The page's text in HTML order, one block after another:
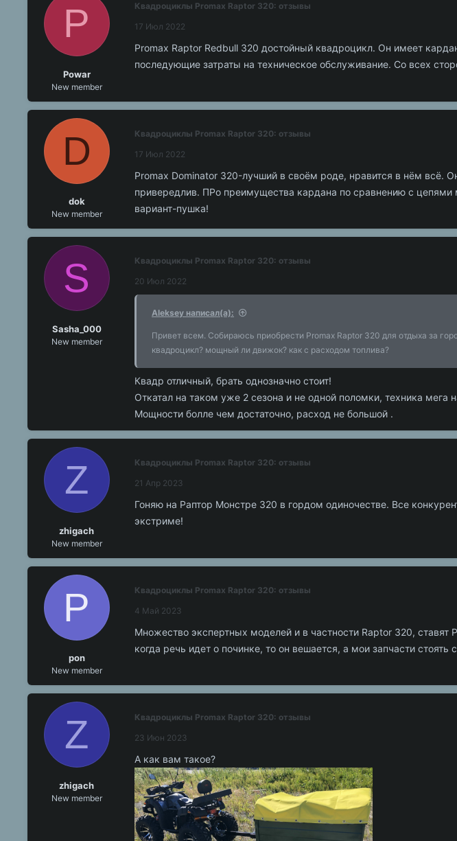
P
Powar
New member
Квадроциклы Promax Raptor 320: отзывы
17 Июл 2022
Promax Raptor Redbull 320 достойный квадроцикл. Он имеет
последующие затраты на техническое обслуживание. Со всех
D
dok
New member
Квадроциклы Promax Raptor 320: отзывы
17 Июл 2022
Promax Dominator 320-лучший в своём роде, нравится в нём всё.
привередлив. ПРо преимущества кардана по сравнению с
вариант-пушка!
S
Sasha_000
New member
Квадроциклы Promax Raptor 320: отзывы
20 Июл 2022
Aleksey написал(а):
Привет всем. Собираюсь приобрести Promax Raptor 320 для отдыха за
квадроцикл? мощный ли движок? как с расходом топлива?
Квадр отличный, брать однозначно стоит!
Откатал на таком уже 2 сезона и не одной поломки, техника мега
Мощности болле чем достаточно, расход не большой .
Z
zhigach
New member
Квадроциклы Promax Raptor 320: отзывы
21 Апр 2023
Гоняю на Раптор Монстре 320 в гордом одиночестве. Все
экстриме!
P
pon
New member
Квадроциклы Promax Raptor 320: отзывы
4 Май 2023
Множество экспертных моделей и в частности Raptor 320,
когда речь идет о починке, то он вешается, а мои запчасти стоять
Z
zhigach
New member
Квадроциклы Promax Raptor 320: отзывы
23 Июн 2023
А как вам такое?